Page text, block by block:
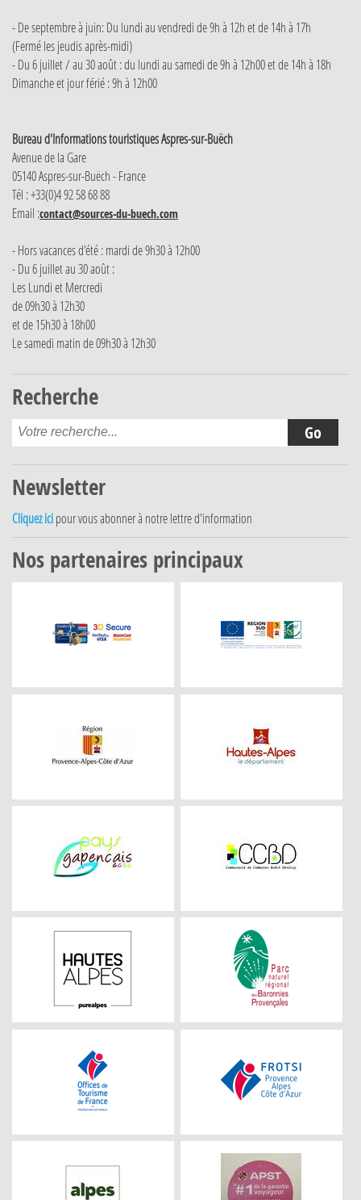
- De septembre à juin: Du lundi au vendredi de 9h à 12h et de 14h à 17h
(Fermé les jeudis après-midi)
- Du 6 juillet / au 30 août : du lundi au samedi de 9h à 12h00 et de 14h à 18h
Dimanche et jour férié : 9h à 12h00
Bureau d'Informations touristiques Aspres-sur-Buëch
Avenue de la Gare
05140 Aspres-sur-Buëch - France
Tél : +33(0)4 92 58 68 88
Email :contact@sources-du-buech.com
- Hors vacances d'été : mardi de 9h30 à 12h00
- Du 6 juillet au 30 août :
Les Lundi et Mercredi
de 09h30 à 12h30
et de 15h30 à 18h00
Le samedi matin de 09h30 à 12h30
Recherche
Newsletter
Cliquez ici pour vous abonner à notre lettre d'information
Nos partenaires principaux